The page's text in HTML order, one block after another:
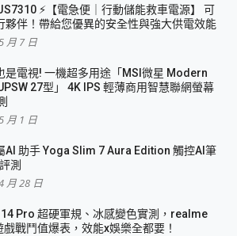
⚡【電急便｜行動儲能救車電源】 可
夥伴！帶給您優異的安全性與強大供電效能
月 7 日
是電視! 一機超多用途「MSI微星 Modern
27型」 4K IPS 輕薄商用智慧聯網螢幕
月 1 日
AI 助手 Yoga Slim 7 Aura Edition 觸控AI筆
測
月 28 日
Pro 超硬軍規、冰感變色實測，realme
戲戰鬥值爆表，效能x娛樂全都要！